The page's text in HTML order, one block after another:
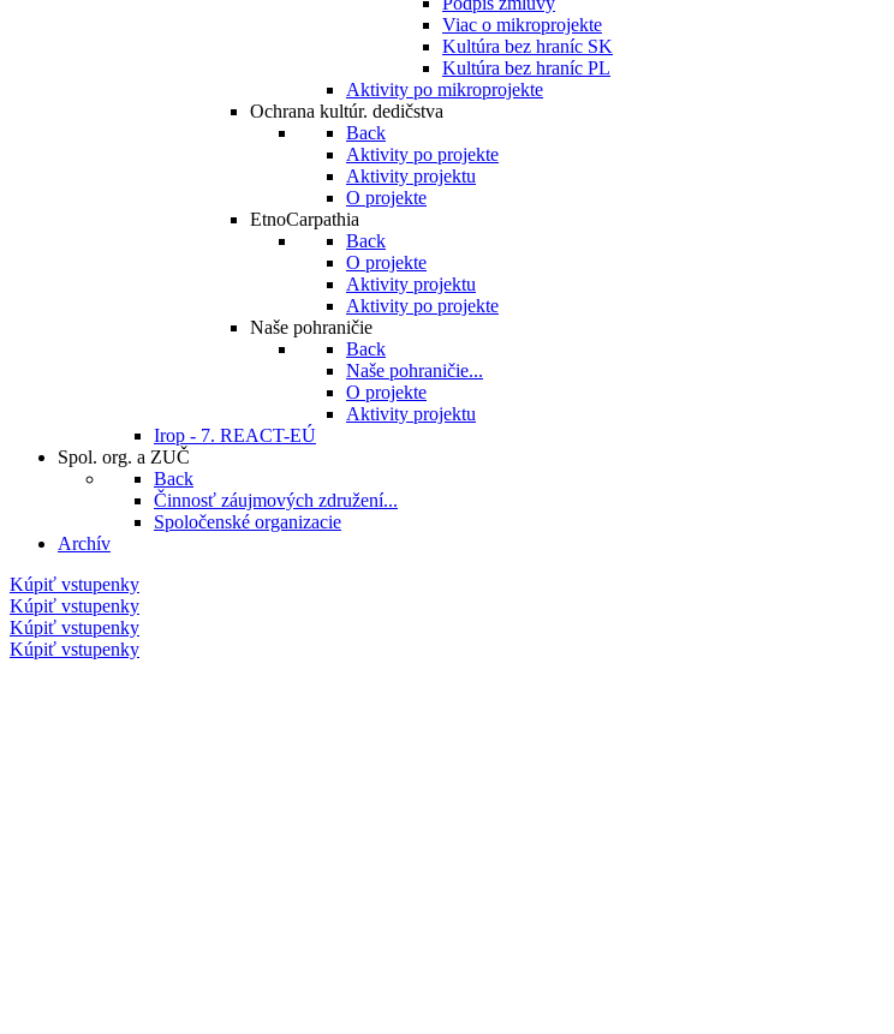
Viac o mikroprojekte
Kultúra bez hraníc SK
Kultúra bez hraníc PL
Aktivity po mikroprojekte
Ochrana kultúr. dedičstva
Back
Aktivity po projekte
Aktivity projektu
O projekte
EtnoCarpathia
Back
O projekte
Aktivity projektu
Aktivity po projekte
Naše pohraničie
Back
Naše pohraničie...
O projekte
Aktivity projektu
Irop - 7. REACT-EÚ
Spol. org. a ZUČ
Back
Činnosť záujmových združení...
Spoločenské organizacie
Archív
Kúpiť vstupenky
Kúpiť vstupenky
Kúpiť vstupenky
Kúpiť vstupenky